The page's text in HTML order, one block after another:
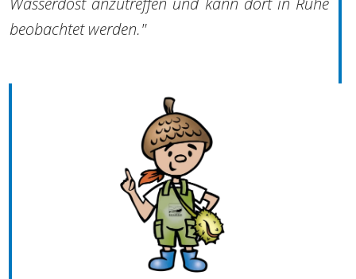
beobachtet werden."